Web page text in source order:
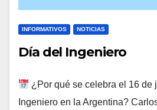
INFORMATIVOS NOTICIAS
Día del Ingeniero
¿Por qué se celebra el 16 de
Ingeniero en la Argentina?